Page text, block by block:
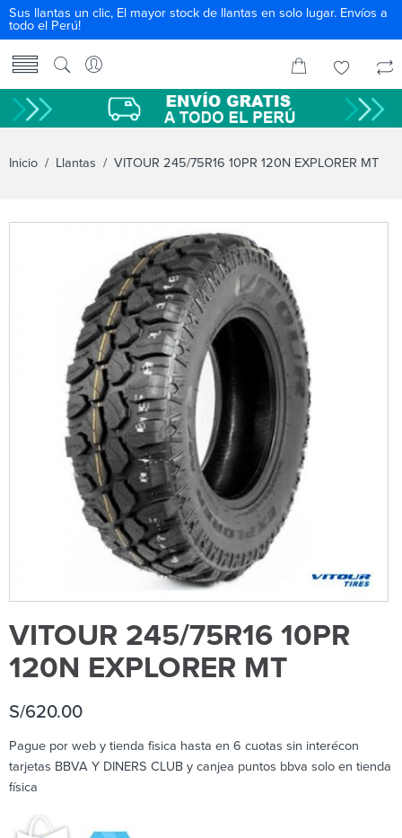
Sus llantas un clic, El mayor stock de llantas en solo lugar. Envíos a
todo el Perú!
Inicio / Llantas / VITOUR 245/75R16 10PR 120N EXPLORER MT
VITOUR 245/75R16 10PR
120N EXPLORER MT
S/620.00
Pague por web y tienda fisica hasta en 6 cuotas sin interécon
tarjetas BBVA Y DINERS CLUB y canjea puntos bbva solo en tienda
física